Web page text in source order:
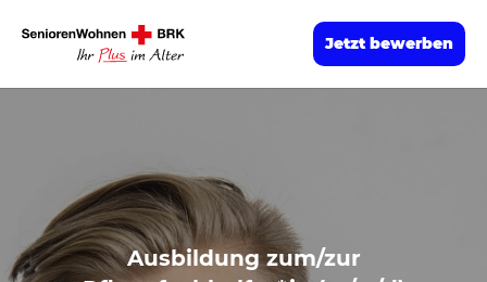
Jetzt bewerben
Ausbildung zum/zur